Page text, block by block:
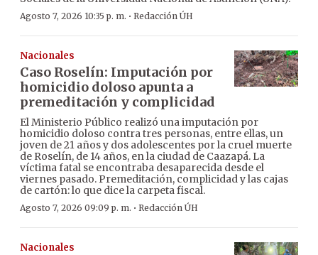
Agosto 7, 2026 10:35 p. m. · Redacción ÚH
Nacionales
Caso Roselín: Imputación por
homicidio doloso apunta a
premeditación y complicidad
El Ministerio Público realizó una imputación por
homicidio doloso contra tres personas, entre ellas, un
joven de 21 años y dos adolescentes por la cruel muerte
de Roselín, de 14 años, en la ciudad de Caazapá. La
víctima fatal se encontraba desaparecida desde el
viernes pasado. Premeditación, complicidad y las cajas
de cartón: lo que dice la carpeta fiscal.
Agosto 7, 2026 09:09 p. m. · Redacción ÚH
Nacionales